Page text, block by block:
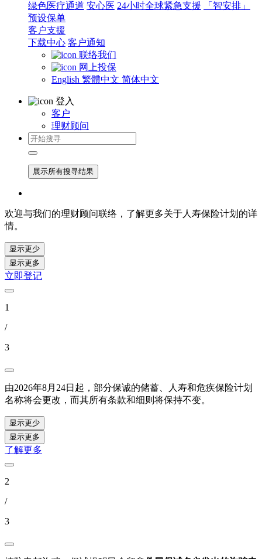
绿色医疗通道 安心医 24小时全球紧急支援
「智安排」
预设保单
客户支援
下载中心 客户通知
联络我们
网上投保
English 繁體中文 简体中文
登入
客户
理财顾问
展示所有搜寻结果
欢迎与我们的理财顾问联络，了解更多关于人寿保险计划的详
情。
显示更少
显示更多
立即登记
1
/
3
由2026年8月24日起，部分保诚的储蓄、人寿和危疾保险计划
名称将会更改，而其所有条款和细则将保持不变。
显示更少
显示更多
了解更多
2
/
3